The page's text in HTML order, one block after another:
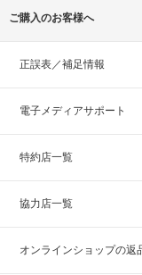
ご購入のお客様へ
正誤表／補足情報
電子メディアサポート
特約店一覧
協力店一覧
オンラインショップの返